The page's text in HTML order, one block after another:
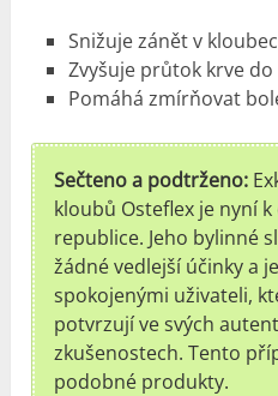
Snižuje zánět v
Zvyšuje průtok krve
Pomáhá zmírňovat
Sečteno a podtrženo:
kloubů Osteflex je nyní k
republice. Jeho bylinné
žádné vedlejší účinky a
spokojenými uživateli,
potvrzují ve svých
zkušenostech. Tento
podobné produkty.